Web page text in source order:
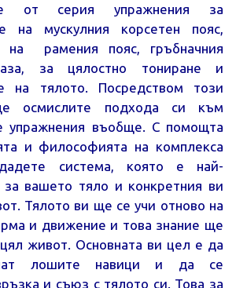
от серия упражнения за
на мускулния корсетен пояс,
на рамения пояс, гръбначния
за цялостно тониране и
на тялото. Посредством този
осмислите подхода си към
упражнения въобще. С помощта
и философията на комплекса
система, която е най-
за вашето тяло и конкретния ви
Тялото ви ще се учи отново на
и движение и това знание ще
живот. Основната ви цел е да
лошите навици и да се
и съюз с тялото си. Това за